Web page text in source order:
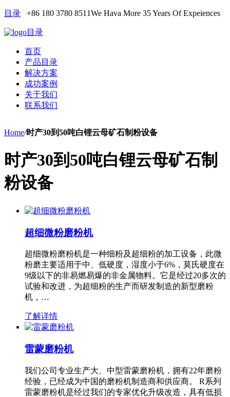
目录 +86 180 3780 8511We Hava More 35 Years Of Expeiences
目录
首页
产品目录
解决方案
成功案例
关于我们
联系我们
Home/时产30到50吨白锂云母矿石制粉设备
时产30到50吨白锂云母矿石制
粉设备
超细微粉磨粉机
超细微粉磨粉机是一种细粉及超细粉的加工设备，此微
粉磨主要适用于中、低硬度，湿度小于6%，莫氏硬度在
9级以下的非易燃易爆的非金属物料。它是经过20多次的
试验和改进，为超细粉的生产而研发制造的新型磨粉
机，…
了解详情
雷蒙磨粉机
我们公司专业生产大、中型雷蒙磨粉机，拥有22年磨粉
经验，已经成为中国的磨粉机制造商和供应商。 R系列
雷蒙磨粉机是经过我们的专家优化升级改造，具有低损